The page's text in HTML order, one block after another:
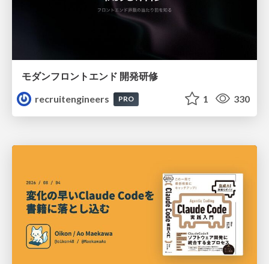
モダンフロントエンド 開発研修
recruitengineers
PRO 1 330